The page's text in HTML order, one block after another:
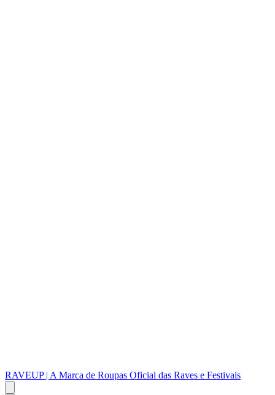
RAVEUP | A Marca de Roupas Oficial das Raves e Festivais